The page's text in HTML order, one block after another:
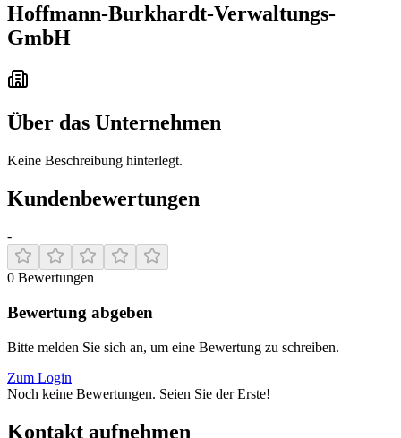
Hoffmann-Burkhardt-Verwaltungs-
GmbH
Über das Unternehmen
Keine Beschreibung hinterlegt.
Kundenbewertungen
-
0 Bewertungen
Bewertung abgeben
Bitte melden Sie sich an, um eine Bewertung zu schreiben.
Zum Login
Noch keine Bewertungen. Seien Sie der Erste!
Kontakt aufnehmen